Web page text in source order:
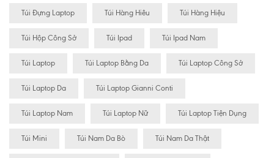
Túi Đựng Laptop Túi Hàng Hiêu Túi Hàng Hiệu
Túi Hộp Công Sở Túi Ipad Túi Ipad Nam
Túi Laptop Túi Laptop Bằng Da Túi Laptop Công Sở
Túi Laptop Da Túi Laptop Gianni Conti
Túi Laptop Nam Túi Laptop Nữ Túi Laptop Tiện Dụng
Túi Mini Túi Nam Da Bò Túi Nam Da Thật